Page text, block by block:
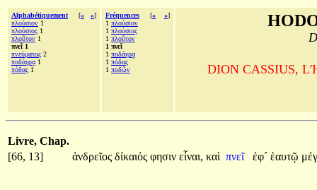
Alphabétiquement [« »]
πλούσιον 1
πλούσιος 1
πλοῦτον 1
πνεῖ 1
πνεύματος 2
ποδάγρᾳ 1
πόδας 1
Fréquences [« »]
1 πλούσιον
1 πλούσιος
1 πλοῦτον
1 πνεῖ
1 ποδάγρᾳ
1 πόδας
1 ποδῶν DION CASSIUS,
Livre, Chap.
[66, 13]
ἀνδρεῖος δίκαιός φησιν εἶναι, καὶ πνεῖ ἐφ´ ἑαυτῷ